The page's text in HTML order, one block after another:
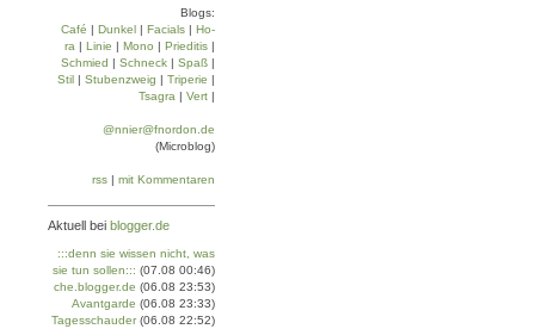
Blogs:
Café | Dun­kel | Facials | Ho­
ra | Linie | Mo­no | Prie­di­tis |
Schmied | Schneck | Spaß |
Stil | Stu­ben­zweig | Tri­pe­rie |
Tsa­gra | Vert |
@nnier@fnordon.de
(Microblog)
rss | mit Kommentaren
Aktuell bei blogger.de
:::denn sie wissen nicht, was
sie tun sollen::: (07.08 00:46)
che.blogger.de (06.08 23:53)
Avantgarde (06.08 23:33)
Tagesschauder (06.08 22:52)